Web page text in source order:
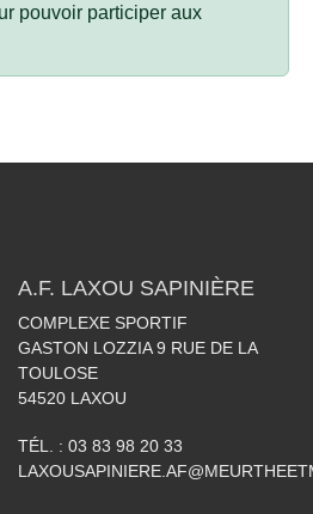
pouvoir participer aux
A.F. LAXOU SAPINIÈRE
COMPLEXE SPORTIF
GASTON LOZZIA 9 RUE DE LA
TOULOSE
54520 LAXOU
TÉL. : 03 83 98 20 33